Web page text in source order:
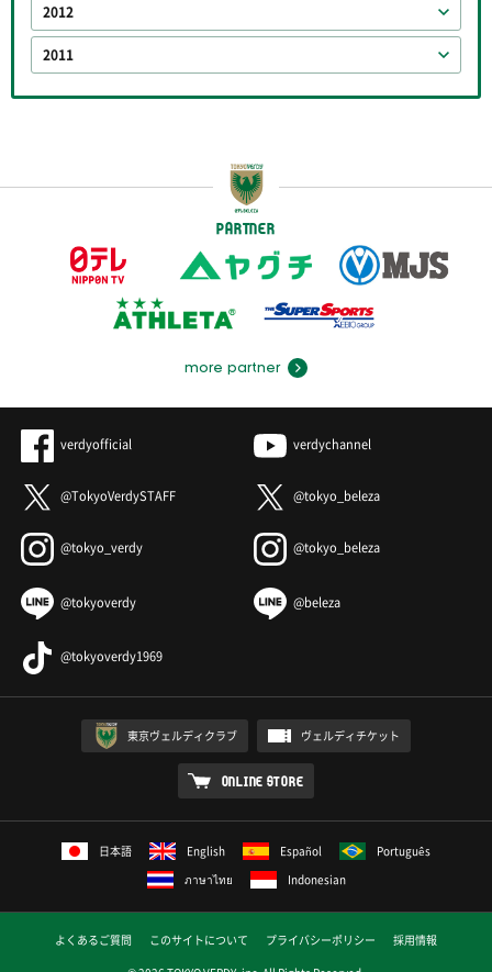
2012
2011
PARTNER
more partner
verdyofficial verdychannel
@TokyoVerdySTAFF @tokyo_beleza
@tokyo_verdy @tokyo_beleza
@tokyoverdy @beleza
@tokyoverdy1969
東京ヴェルディクラブ ヴェルディチケット
ONLINE STORE
日本語 English Español
Português
ภาษาไทย
Indonesian
よくあるご質問 このサイトについて プライバシーポリシー
採用情報